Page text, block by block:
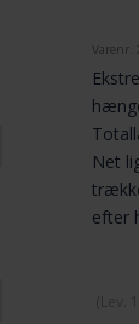
Varenr.
Net
efter